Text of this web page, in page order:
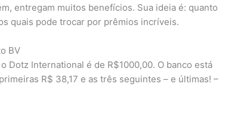
entregam muitos benefícios. Sua ideia é: quanto
quais pode trocar por prêmios incríveis.
BV
Dotz International é de R$1000,00. O banco está
R$ 38,17 e as três seguintes – e últimas! –